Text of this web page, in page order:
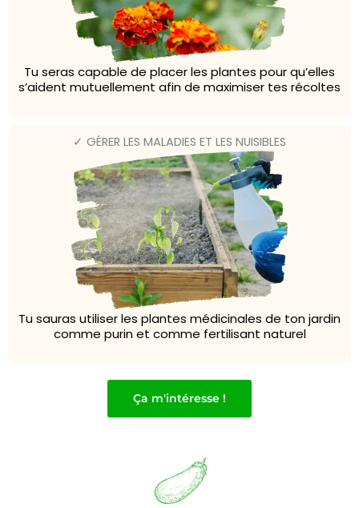
Tu seras capable de placer les plantes pour qu’elles
s’aident mutuellement afin de maximiser tes récoltes
✓ GÉRER LES MALADIES ET LES NUISIBLES
Tu sauras utiliser les plantes médicinales de ton jardin
comme purin et comme fertilisant naturel
Ça m'intéresse !